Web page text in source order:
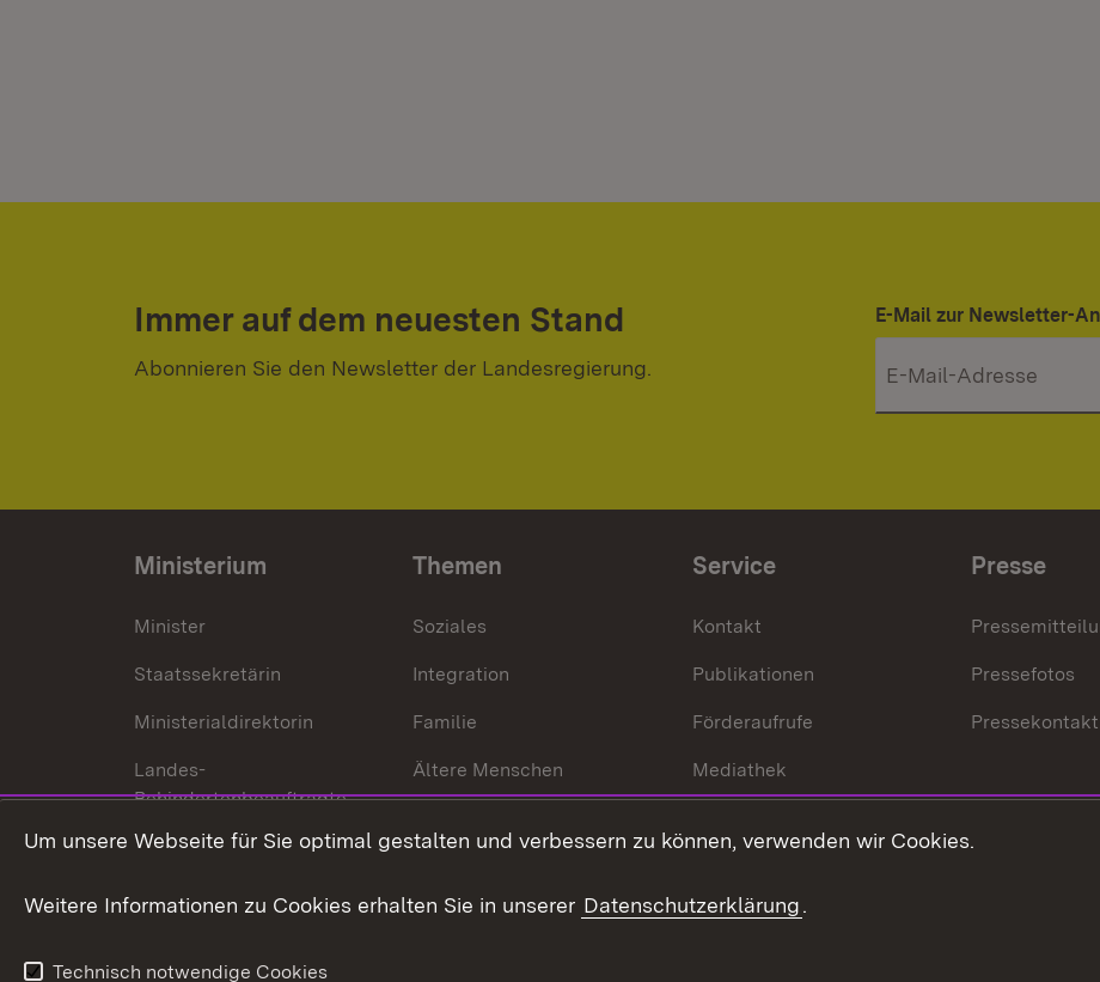
Immer auf dem neuesten Stand
Abonnieren Sie den Newsletter der Landesregierung.
E-Mail zur Newsletter-
Ministerium
Minister
Staatssekretärin
Ministerialdirektorin
Landes-
Behindertenbeauftragte
Bürgerreferent
Karriere
Themen
Soziales
Integration
Familie
Ältere Menschen
Behinderungen
Bürgerengagement
Service
Kontakt
Publikationen
Förderaufrufe
Mediathek
Presse
Pressefotos
Pressekontakt
Um unsere Webseite für Sie optimal gestalten und verbessern zu können, verwenden wir Cookies.
Weitere Informationen zu Cookies erhalten Sie in unserer Datenschutzerklärung.
Technisch notwendige Cookies